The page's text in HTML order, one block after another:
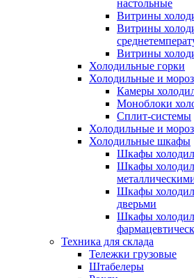
настольные
Витрины
Витрины
Витрины
Холодильные горки
Холодильные и
Камеры
Моноблоки
Сплит-системы
Холодильные и
Холодильные шкафы
Шкафы
Шкафы
Шкафы
дверьми
Шкафы
Техника для склада
Тележки грузовые
Штабелеры